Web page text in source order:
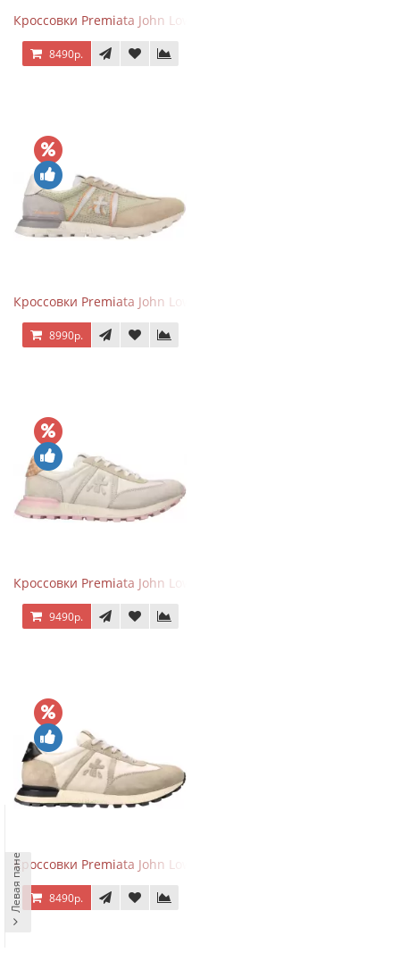
Кроссовки Premiata John Low Lace Blue Beige
8490р.
Кроссовки Premiata John Low Sand
8990р.
Кроссовки Premiata John Low Sand Gray
9490р.
Кроссовки Premiata John Low Sand Light Brown
8490р.
Левая панель